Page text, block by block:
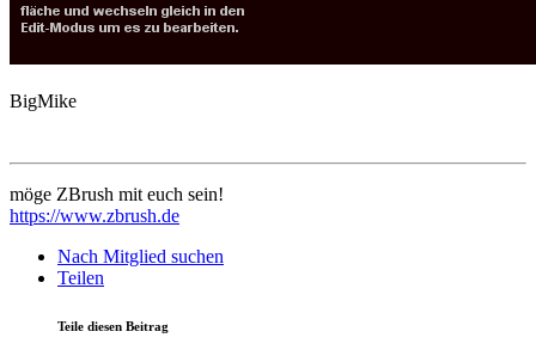
BigMike
möge ZBrush mit euch sein!
https://www.zbrush.de
Nach Mitglied suchen
Teilen
Teile diesen Beitrag